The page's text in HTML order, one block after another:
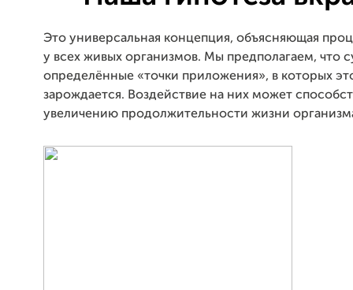
Это универсальная концепция, объясняющая
у всех живых организмов. Мы предполагаем, что
определённые «точки приложения», в которых
зарождается. Воздействие на них может
увеличению продолжительности жизни